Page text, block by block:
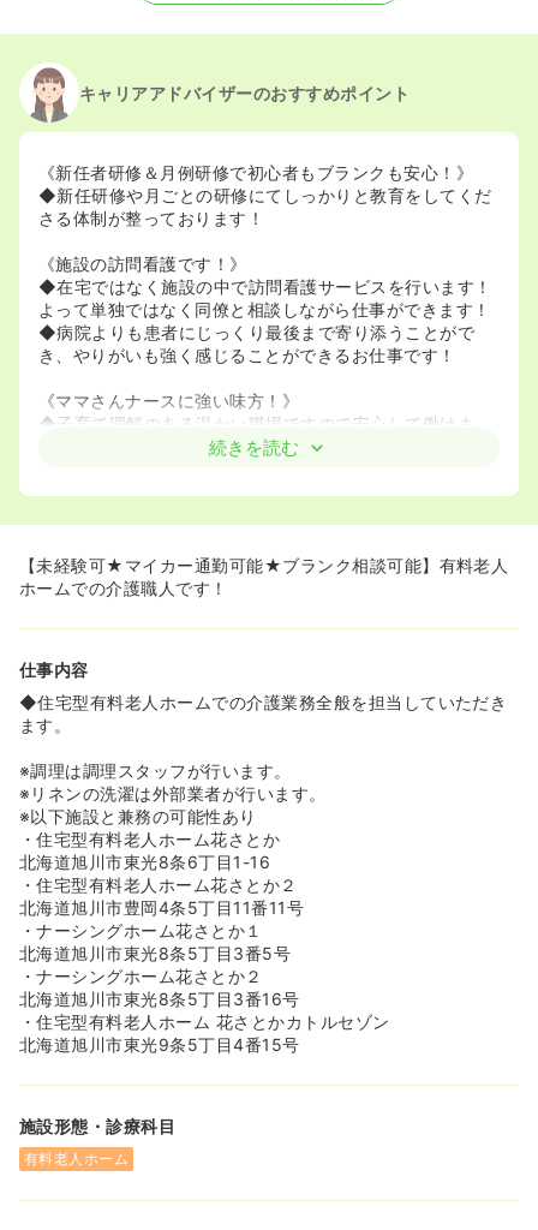
キャリアアドバイザーのおすすめポイント
《新任者研修＆月例研修で初心者もブランクも安心！》
◆新任研修や月ごとの研修にてしっかりと教育をしてくだ
さる体制が整っております！
《施設の訪問看護です！》
◆在宅ではなく施設の中で訪問看護サービスを行います！
よって単独ではなく同僚と相談しながら仕事ができます！
◆病院よりも患者にじっくり最後まで寄り添うことがで
き、やりがいも強く感じることができるお仕事です！
《ママさんナースに強い味方！》
◆子育て理解のある温かい職場ですので安心して働けま
続きを読む
【未経験可★マイカー通勤可能★ブランク相談可能】有料老人
ホームでの介護職人です！
仕事内容
◆住宅型有料老人ホームでの介護業務全般を担当していただき
ます。
※調理は調理スタッフが行います。
※リネンの洗濯は外部業者が行います。
※以下施設と兼務の可能性あり
・住宅型有料老人ホーム花さとか
北海道旭川市東光8条6丁目1-16
・住宅型有料老人ホーム花さとか２
北海道旭川市豊岡4条5丁目11番11号
・ナーシングホーム花さとか１
北海道旭川市東光8条5丁目3番5号
・ナーシングホーム花さとか２
北海道旭川市東光8条5丁目3番16号
・住宅型有料老人ホーム 花さとかカトルセゾン
北海道旭川市東光9条5丁目4番15号
施設形態・診療科目
有料老人ホーム